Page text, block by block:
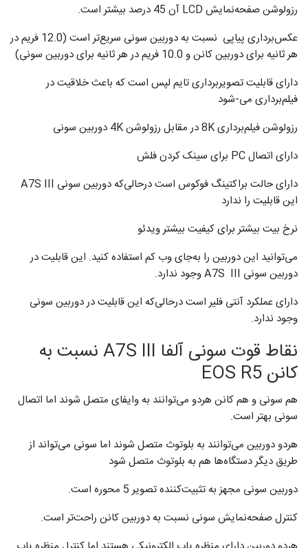
رزولوشن صفحه‌نمایش LCD آن 45 درصد بیشتر است.
عکس‌برداری پیاپی نسبت به دوربین سونی سریع‌تر است (12.0 فریم در
هر ثانیه برای دوربین کانن و 10.0 فریم در هر ثانیه برای دوربین سونی)
دارای قابلیت تصویربرداری تایم لپس است که باعث خلاقیت در
فیلم‌برداری می-شود
رزولوشن فیلم‌برداری 8K در مقابل رزولوشن 4K‌ دوربین سونی
دارای اتصال PC برای سینک کردن فلش
دارای حالت براکتینگ فوکوس است درحالی‌که دوربین سونی A7S III
این قابلیت را ندارد
نرخ بیت بیشتر برای کیفیت بیشتر ویدئو
می‌توانید این دوربین را به‌جای وب کم استفاده کنید. این قابلیت در
دوربین سونی A7S III وجود ندارد.
دارای عملکرد آنتی فلیر است درحالی‌که این قابلیت در دوربین سونی
وجود ندارد.
نقاط قوت سونی آلفا A7S III نسبت به
کانن EOS R5
هم سونی و هم کانن هردو می‌توانند به وایفای متصل شوند اما اتصال
سونی بهتر است.
هردو دوربین می‌توانند به بلوتوث متصل شوند اما سونی می‌تواند از
طریق دیگر دستگاه‌ها هم به بلوتوث متصل شود
دوربین سونی مجهز به تثبیت‌کننده تصویر 5 محوره است.
کنترل صفحه‌نمایش سونی نسبت به دوربین کانن راحت‌تر است.